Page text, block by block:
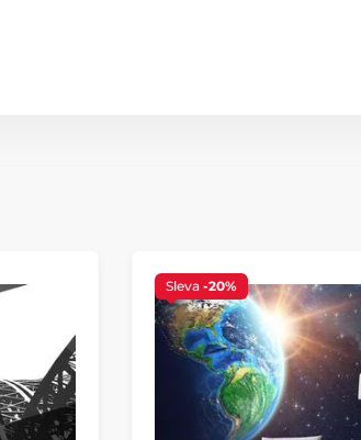
Sleva -20%